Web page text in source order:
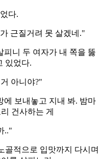
다.
근질거려 못 살겠네."
피니 두 여자가 내 쪽을 뚫
있었다.
아니야?"
에 보내놓고 지내 봐. 밤마
건사하는 게
.."
골적으로 입맛까지 다시며